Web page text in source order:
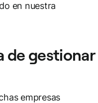
en nuestra
de gestionar
empresas